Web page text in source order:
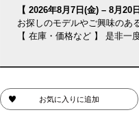
【 2026年8月7日(金) – 8月20
お探しのモデルやご興味のあ
【 在庫・価格など 】 是非一
お気に入りに追加